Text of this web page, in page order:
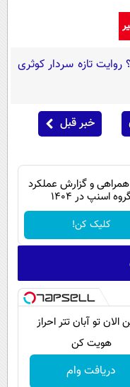
تازه سردار کوثری
خبر قبل
و گزارش عملکرد
اسنپ در ۱۴۰۴
کلیک کن!
الان تو آبان تتر احراز
هویت کن
دریافت وام